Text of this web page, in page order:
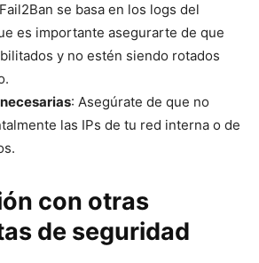
se basa en los logs del
es importante asegurarte de que
y no estén siendo rotados
: Asegúrate de que no
las IPs de tu red interna o de
con otras
de seguridad